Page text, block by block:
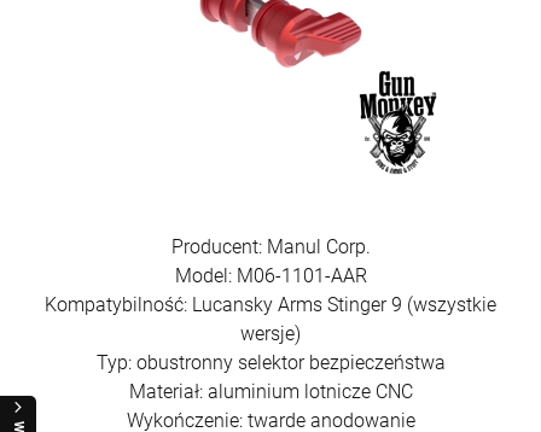
Producent: Manul Corp.
Model: M06-1101-AAR
Kompatybilność: Lucansky Arms Stinger 9 (wszystkie
wersje)
Typ: obustronny selektor bezpieczeństwa
Materiał: aluminium lotnicze CNC
Wykończenie: twarde anodowanie